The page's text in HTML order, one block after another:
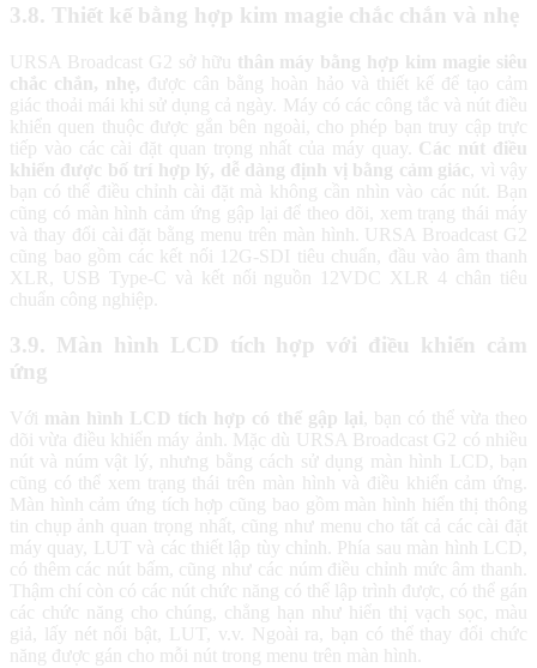
3.8. Thiết kế bằng hợp kim magie chắc chắn và nhẹ
URSA Broadcast G2 sở hữu thân máy bằng hợp kim magie siêu
chắc chắn, nhẹ, được cân bằng hoàn hảo và thiết kế để tạo cảm
giác thoải mái khi sử dụng cả ngày. Máy có các công tắc và nút điều
khiển quen thuộc được gắn bên ngoài, cho phép bạn truy cập trực
tiếp vào các cài đặt quan trọng nhất của máy quay. Các nút điều
khiển được bố trí hợp lý, dễ dàng định vị bằng cảm giác
, vì vậy
bạn có thể điều chỉnh cài đặt mà không cần nhìn vào các nút. Bạn
cũng có màn hình cảm ứng gập lại để theo dõi, xem trạng thái máy
và thay đổi cài đặt bằng menu trên màn hình. URSA Broadcast G2
cũng bao gồm các kết nối 12G-SDI tiêu chuẩn, đầu vào âm thanh
XLR, USB Type-C và kết nối nguồn 12VDC XLR 4 chân tiêu
chuẩn công nghiệp.
3.9. Màn hình LCD tích hợp với điều khiển cảm
ứng
Với màn hình LCD tích hợp có thể gập lại , bạn có thể vừa theo
dõi vừa điều khiển máy ảnh. Mặc dù URSA Broadcast G2 có nhiều
nút và núm vật lý, nhưng bằng cách sử dụng màn hình LCD, bạn
cũng có thể xem trạng thái trên màn hình và điều khiển cảm ứng.
Màn hình cảm ứng tích hợp cũng bao gồm màn hình hiển thị thông
tin chụp ảnh quan trọng nhất, cũng như menu cho tất cả các cài đặt
máy quay, LUT và các thiết lập tùy chỉnh. Phía sau màn hình LCD,
có thêm các nút bấm, cũng như các núm điều chỉnh mức âm thanh.
Thậm chí còn có các nút chức năng có thể lập trình được, có thể gán
các chức năng cho chúng, chẳng hạn như hiển thị vạch sọc, màu
giả, lấy nét nổi bật, LUT, v.v. Ngoài ra, bạn có thể thay đổi chức
năng được gán cho mỗi nút trong menu trên màn hình.